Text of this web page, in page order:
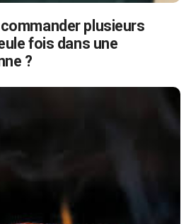
plusieurs
fois dans une
?